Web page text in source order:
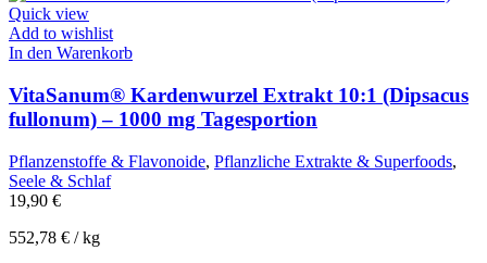
Quick view
Add to wishlist
In den Warenkorb
VitaSanum® Kardenwurzel Extrakt 10:1 (Dipsacus
fullonum) – 1000 mg Tagesportion
Pflanzenstoffe & Flavonoide, Pflanzliche Extrakte & Superfoods,
Seele & Schlaf
19,90 €
552,78 € /kg